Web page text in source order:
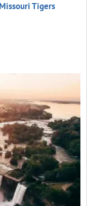
Tigers